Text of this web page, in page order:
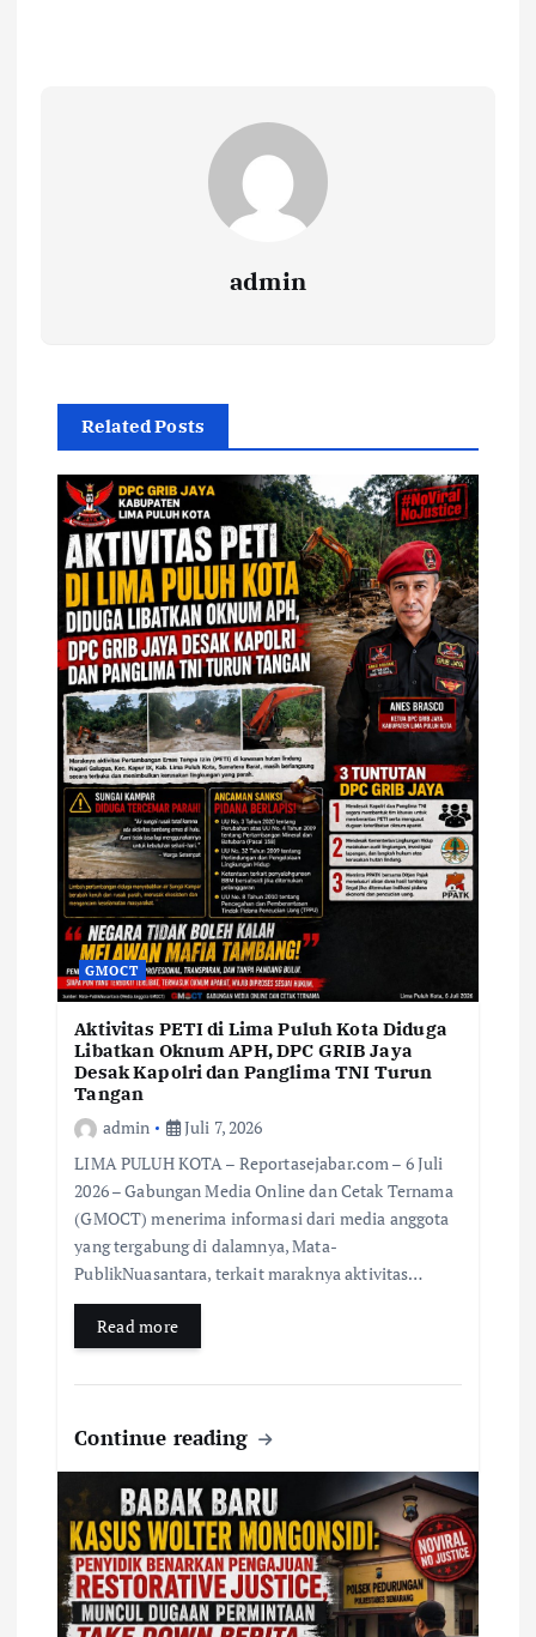
admin
Related Posts
GMOCT
Aktivitas PETI di Lima Puluh Kota Diduga
Libatkan Oknum APH, DPC GRIB Jaya
Desak Kapolri dan Panglima TNI Turun
Tangan
admin
Juli 7, 2026
LIMA PULUH KOTA – Reportasejabar.com – 6 Juli
2026 – Gabungan Media Online dan Cetak Ternama
(GMOCT) menerima informasi dari media anggota
yang tergabung di dalamnya, Mata-
PublikNuasantara, terkait maraknya aktivitas…
Read more
Continue reading